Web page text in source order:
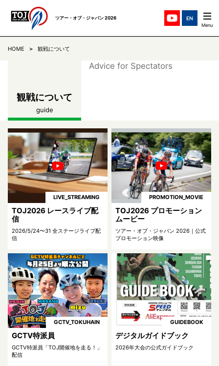
ツアー・オブ・ジャパン 2026
ステージ紹介
ニュース
リザルト RESULTS
コミュニケ COMMUNIQUE
TOJについて ABOUT
観戦について GUIDE
過去の大会 HISTORY
オンラインショップ ONLINE SHOP
Instagram Instagram
X X（旧twitter）
HOME 観戦について
観戦について
guide
Advice for Spectators
LIVE_STREAMING
TOJ2026 レースライブ配
信
2026/5/24〜31 全ステージライブ配
信
PROMOTION_MOVIE
TOJ2026 プロモーション
ムービー
ツアー・オブ・ジャパン 2026｜公式
プロモーション映像
GCTV_TOKUHAIN
GCTV特派員
GCTV特派員「TOJ開催地を走る！」
配信
GUIDEBOOK
デジタルガイドブック
2026年大会の公式ガイドブック